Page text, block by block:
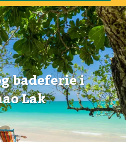
badeferie i
Lak